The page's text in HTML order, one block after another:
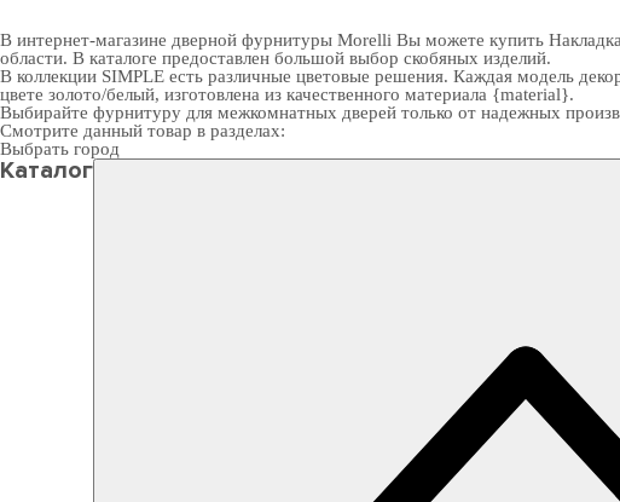
В интернет-магазине дверной фурнитуры Morelli Вы можете купить
области. В каталоге предоставлен большой выбор скобяных изделий.
В коллекции SIMPLE есть различные цветовые решения. Каждая модель
цвете золото/белый, изготовлена из качественного материала {material}.
Выбирайте фурнитуру для межкомнатных дверей только от надежных
Смотрите данный товар в разделах:
Выбрать город
Каталог